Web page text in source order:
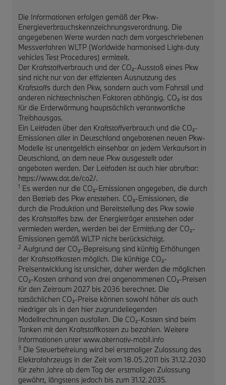
Die Informationen erfolgen gemäß der Pkw-
Energieverbrauchskennzeichnungsverordnung. Die
angegebenen Werte wurden nach dem vorgeschriebenen
Messverfahren WLTP (Worldwide harmonised Light-duty
vehicles Test Procedures) ermittelt.
Der Kraftstoffverbrauch und der CO₂-Ausstoß eines Pkw
sind nicht nur von der effizienten Ausnutzung des
Kraftstoffs durch den Pkw, sondern auch vom Fahrstil und
anderen nichttechnischen Faktoren abhängig. CO₂ ist das
für die Erderwärmung hauptsächlich verantwortliche
Treibhausgas.
Ein Leitfaden über den Kraftstoffverbrauch und die CO₂-
Emissionen aller in Deutschland angebotenen neuen Pkw-
Modelle ist unentgeltlich einsehbar an jedem Verkaufsort in
Deutschland, an dem neue Pkw ausgestellt oder
angeboten werden. Der Leitfaden ist auch hier abrufbar:
https://www.dat.de/co2/.
1 Es werden nur die CO₂-Emissionen angegeben, die durch
den Betrieb des Pkw entstehen. CO₂-Emissionen, die
durch die Produktion und Bereitstellung des Pkw sowie
des Kraftstoffes bzw. der Energieträger entstehen oder
vermieden werden, werden bei der Ermittlung der CO₂-
Emissionen gemäß WLTP nicht berücksichtigt.
2 Aufgrund der CO₂-Bepreisung sind künftig Erhöhungen
der Kraftstoffkosten möglich. Die künftige CO₂-
Preisentwicklung ist unsicher, daher werden die möglichen
CO₂-Kosten anhand von drei angenommenen CO₂-Preisen
für den Zeitraum 2027 bis 2036 berechnet. Die
tatsächlichen CO₂-Preise können sowohl höher als auch
niedriger als in den hier zugrundeliegenden
Modellrechnungen ausfallen. Die CO₂-Kosten sind beim
Tanken mit den Kraftstoffkosten zu bezahlen. Weitere
Informationen unter www.alternativ-mobil.info
3 Die Steuerbefreiung wird bei erstmaliger Zulassung des
Elektrofahrzeugs in der Zeit vom 18.05.2011 bis 31.12.2030
für zehn Jahre ab dem Tag der erstmaligen Zulassung
gewährt, längstens jedoch bis zum 31.12.2035.